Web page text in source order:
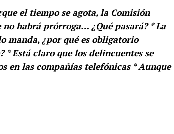
el tiempo se agota, la Comisión
habrá prórroga… ¿Qué pasará? * La
manda, ¿por qué es obligatorio
Está claro que los delincuentes se
en las compañías telefónicas * Aunque